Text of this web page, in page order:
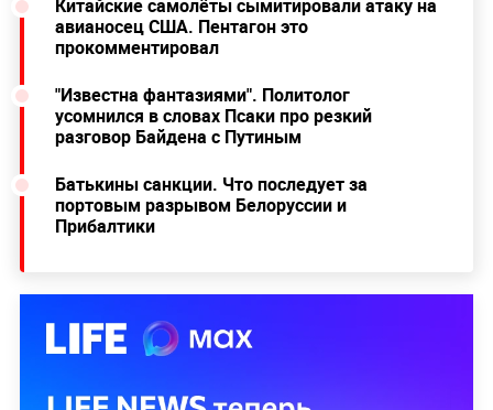
Китайские самолёты сымитировали атаку на
авианосец США. Пентагон это
прокомментировал
"Известна фантазиями". Политолог
усомнился в словах Псаки про резкий
разговор Байдена с Путиным
Батькины санкции. Что последует за
портовым разрывом Белоруссии и
Прибалтики